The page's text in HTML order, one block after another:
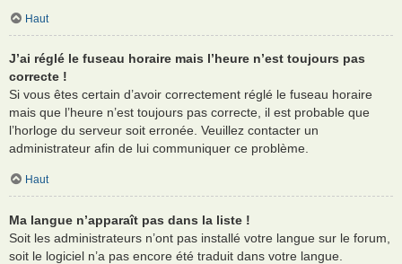
Haut
J’ai réglé le fuseau horaire mais l’heure n’est toujours pas
correcte !
Si vous êtes certain d’avoir correctement réglé le fuseau horaire
mais que l’heure n’est toujours pas correcte, il est probable que
l’horloge du serveur soit erronée. Veuillez contacter un
administrateur afin de lui communiquer ce problème.
Haut
Ma langue n’apparaît pas dans la liste !
Soit les administrateurs n’ont pas installé votre langue sur le forum,
soit le logiciel n’a pas encore été traduit dans votre langue.